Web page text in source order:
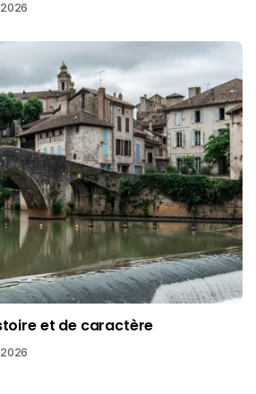
et de caractère